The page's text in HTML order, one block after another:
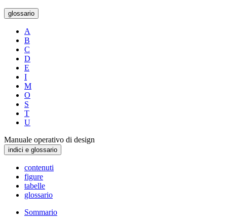
glossario
A
B
C
D
E
I
M
O
S
T
U
Manuale operativo di design
indici e glossario
contenuti
figure
tabelle
glossario
Sommario